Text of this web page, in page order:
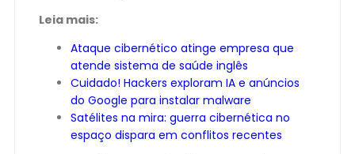
Leia mais:
Ataque cibernético atinge empresa que
atende sistema de saúde inglês
Cuidado! Hackers exploram IA e anúncios
do Google para instalar malware
Satélites na mira: guerra cibernética no
espaço dispara em conflitos recentes